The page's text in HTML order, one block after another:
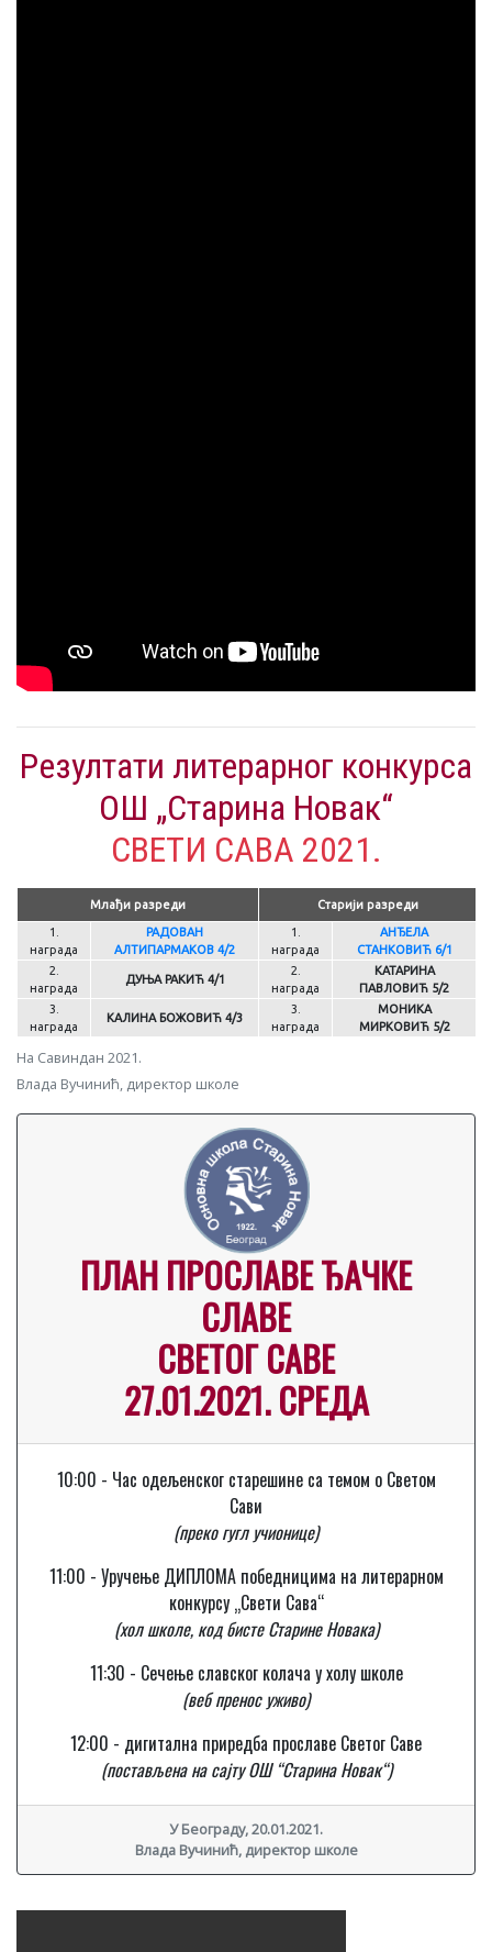
Резултати литерарног конкурса
ОШ „Старина Новак“
СВЕТИ САВА 2021.
Млађи разреди Старији разреди
1.
награда
РАДОВАН
АЛТИПАРМАКОВ 4/2
1.
награда
АНЂЕЛА
СТАНКОВИЋ 6/1
2.
награда
ДУЊА РАКИЋ 4/1
2.
награда
КАТАРИНА
ПАВЛОВИЋ 5/2
3.
награда
КАЛИНА БОЖОВИЋ 4/3
3.
награда
МОНИКА
МИРКОВИЋ 5/2
На Савиндан 2021.
Влада Вучинић, директор школе
ПЛАН ПРОСЛАВЕ ЂАЧКЕ
СЛАВЕ
СВЕТОГ САВЕ
27.01.2021. СРЕДА
10:00 - Час одељенског старешине са темом о Светом
Сави
(преко гугл учионице)
11:00 - Уручење ДИПЛОМА победницима на литерарном
конкурсу „Свети Сава“
(хол школе, код бисте Старине Новака)
11:30 - Сечење славског колача у холу школе
(веб пренос уживо)
12:00 - дигитална приредба прославе Светог Саве
(постављена на сајту ОШ “Старина Новак“)
У Београду, 20.01.2021.
Влада Вучинић, директор школе